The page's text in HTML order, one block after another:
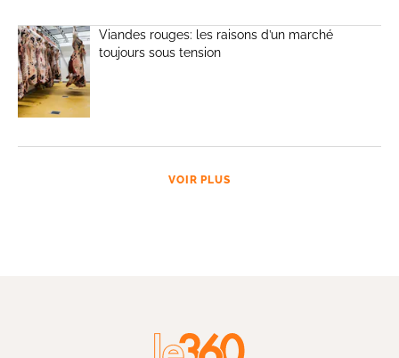
Viandes rouges: les raisons d’un marché
toujours sous tension
VOIR PLUS